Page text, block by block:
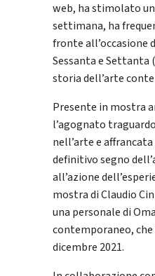
web, ha stimolato
settimana, ha
fronte all’occasione
Sessanta e
storia dell’arte
Presente in mostra
l’agognato
nell’arte e
definitivo segno
all’azione
mostra di Claudio
una personale di
contemporaneo, che
dicembre 2021.